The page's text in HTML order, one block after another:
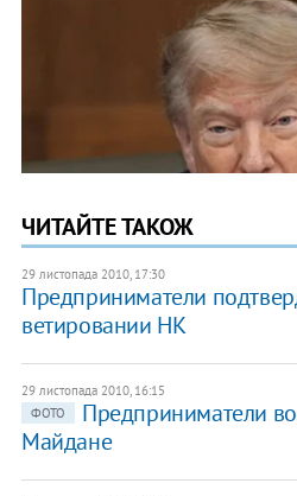
ЧИТАЙТЕ ТАКОЖ
29 листопада 2010, 17:30
Предприниматели
ветировании НК
29 листопада 2010, 16:15
ФОТО
Предприниматели
Майдане